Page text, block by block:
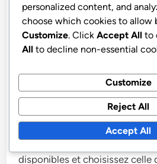
Utilisez des phrases courtes et
puces peuvent aider à
la rendre plus lisible.
Choix de la bonne
Placer votre annonce dans la
est crucial pour atteindre le
temps de parcourir les
disponibles et choisissez celle
personalized content, and
choose which cookies to allow
Customize. Click Accept All to
All to decline non-essential
Customize
Reject All
Accept All